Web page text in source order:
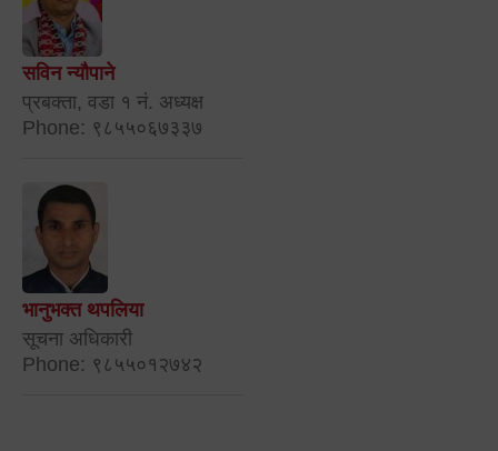
सविन न्यौपाने
प्रबक्ता, वडा १ नं. अध्यक्ष
Phone: ९८५५०६७३३७
भानुभक्त थपलिया
सूचना अधिकारी
Phone: ९८५५०१२७४२